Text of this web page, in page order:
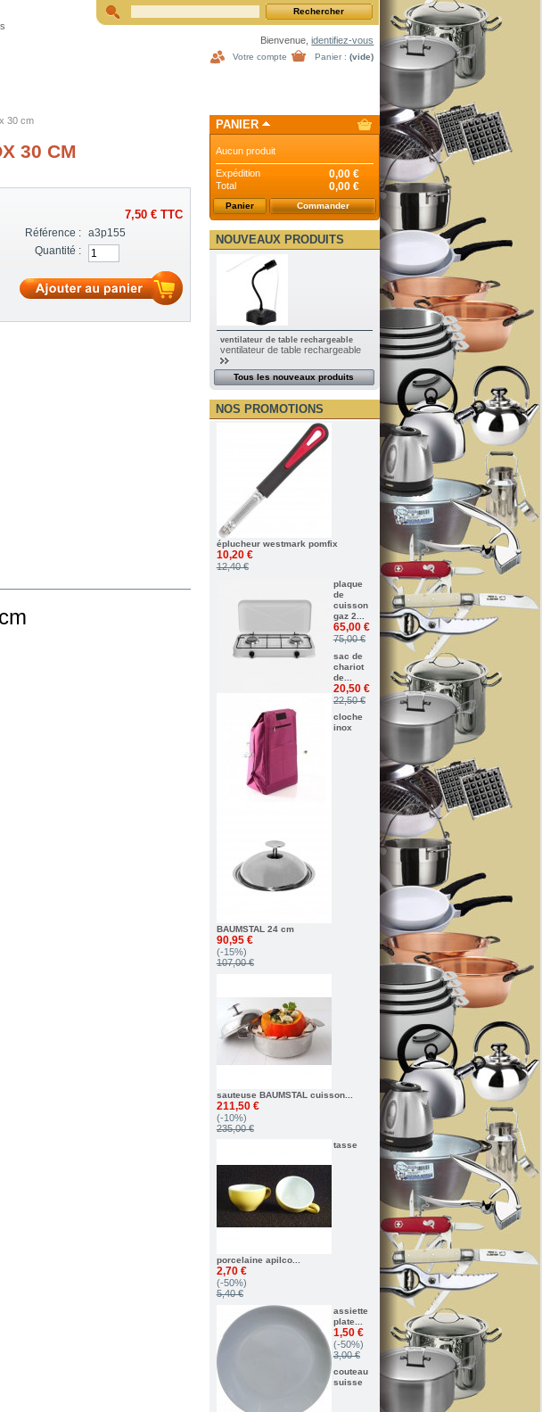
Bienvenue,identifiez-vous
Panier : (vide)
Votre compte
30 cm
30 CM
7,50 €TTC
Référence :
a3p155
Quantité :
PANIER
Aucun produit
Expédition 0,00 €
Total 0,00 €
Panier Commander
NOUVEAUX PRODUITS
ventilateur de table rechargeable
ventilateur de table rechargeable
Tous les nouveaux produits
NOS PROMOTIONS
éplucheur westmark pomfix
10,20 €
12,40 €
plaque
de
cuisson
gaz 2...
65,00 €
75,00 €
sac de
chariot
de...
20,50 €
22,50 €
cloche
inox
BAUMSTAL 24 cm
90,95 €
(-15%)
107,00 €
sauteuse BAUMSTAL cuisson...
211,50 €
(-10%)
235,00 €
tasse
porcelaine apilco...
2,70 €
(-50%)
5,40 €
assiette
plate...
1,50 €
(-50%)
3,00 €
couteau
suisse